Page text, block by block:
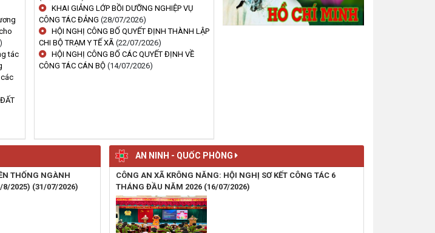
HỘI NGHỊ TOÀN QUỐC NGHIÊN
"500 ngày đêm đẩy mạnh thực
hiện tìm kiếm, quy tập và xác
định danh tính hài cốt liệt sĩ"
(29/07/2026, 00:00)
tác
KHAI GIẢNG LỚP BỒI DƯỠNG NGHIỆP VỤ
CÔNG TÁC ĐẢNG (28/07/2026)
HỘI NGHỊ CÔNG BỐ QUYẾT ĐỊNH THÀNH LẬP
CHI BỘ TRẠM Y TẾ XÃ (22/07/2026)
HỘI NGHỊ CÔNG BỐ CÁC QUYẾT ĐỊNH VỀ
CÔNG TÁC CÁN BỘ (14/07/2026)
THỐNG NGÀNH
8/2025) (31/07/2026)
AN NINH - QUỐC PHÒNG
CÔNG AN XÃ KRÔNG NĂNG: HỘI NGHỊ SƠ KẾT CÔNG TÁC 6
THÁNG ĐẦU NĂM 2026 (16/07/2026)